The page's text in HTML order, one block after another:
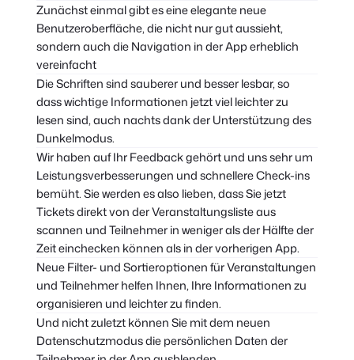
Zunächst einmal gibt es eine elegante neue
Benutzeroberfläche, die nicht nur gut aussieht,
sondern auch die Navigation in der App erheblich
vereinfacht
Die Schriften sind sauberer und besser lesbar, so
dass wichtige Informationen jetzt viel leichter zu
lesen sind, auch nachts dank der Unterstützung des
Dunkelmodus.
Wir haben auf Ihr Feedback gehört und uns sehr um
Leistungsverbesserungen und schnellere Check-ins
bemüht. Sie werden es also lieben, dass Sie jetzt
Tickets direkt von der Veranstaltungsliste aus
scannen und Teilnehmer in weniger als der Hälfte der
Zeit einchecken können als in der vorherigen App.
Neue Filter- und Sortieroptionen für Veranstaltungen
und Teilnehmer helfen Ihnen, Ihre Informationen zu
organisieren und leichter zu finden.
Und nicht zuletzt können Sie mit dem neuen
Datenschutzmodus die persönlichen Daten der